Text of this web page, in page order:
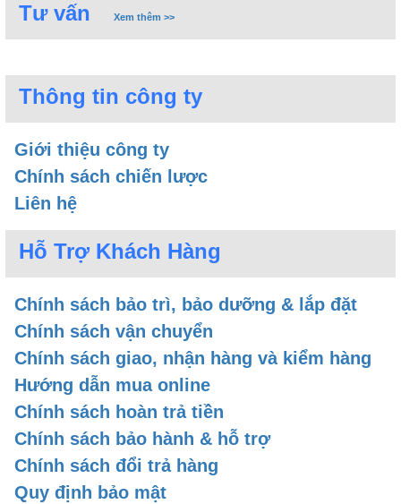
Bếp từ đôi chủ yếu được thiết kế theo kiểu dáng
bao gồm hai loại chính như sau:
• Bếp từ đôi lắp đặt dương: Là mẫu bếp được đặt
nổi trên bàn đá, có thể di chuyển linh hoạt ở mọi vị
trí tùy thích. Trên thị trường hiện không có nhiều
mẫu
bếp từ dươnghai vùng nấu
Tư vấn Xem thêm >>
Thông tin công ty
Giới thiệu công ty
Chính sách chiến lược
Liên hệ
Hỗ Trợ Khách Hàng
Chính sách bảo trì, bảo dưỡng & lắp đặt
Chính sách vận chuyển
Chính sách giao, nhận hàng và kiểm hàng
Hướng dẫn mua online
Chính sách hoàn trả tiền
Chính sách bảo hành & hỗ trợ
Chính sách đổi trả hàng
Quy định bảo mật